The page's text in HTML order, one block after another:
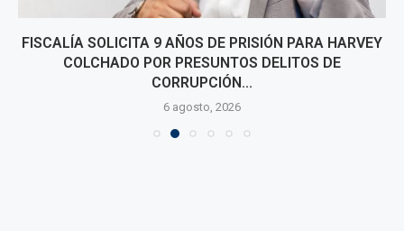
FISCALÍA SOLICITA 9 AÑOS DE PRISIÓN PARA HARVEY
COLCHADO POR PRESUNTOS DELITOS DE
CORRUPCIÓN...
6 agosto, 2026